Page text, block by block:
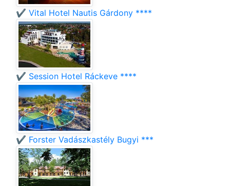
✔️ Vital Hotel Nautis Gárdony ****
✔️ Session Hotel Ráckeve ****
✔️ Forster Vadászkastély Bugyi ***